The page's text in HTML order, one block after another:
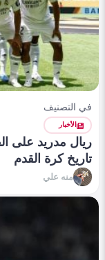
في التصنيف
الأخبار
تاريخ كرة القدم
منه علي